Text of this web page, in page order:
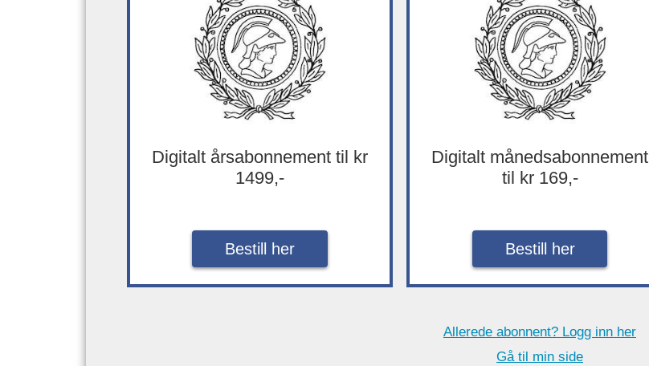
Digitalt årsabonnement til kr
1499,-
Bestill her
Digitalt månedsabonnement
til kr 169,-
Bestill her
Allerede abonnent? Logg inn her
Gå til min side